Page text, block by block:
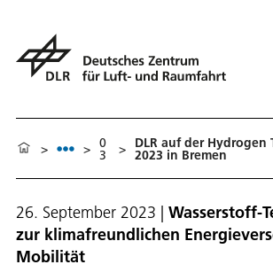
> > 0
3 > DLR auf der Hydrogen
2023 in Bremen
26. September 2023 | Wasserstoff-
zur klimafreundlichen
Mobilität